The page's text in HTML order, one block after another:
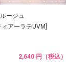
ージュ
ィアーラテUVM]
2,640 円（税込）